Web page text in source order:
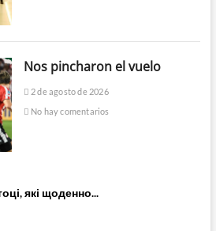
Nos pincharon el vuelo
2 de agosto de 2026
No hay comentarios
які щоденно...